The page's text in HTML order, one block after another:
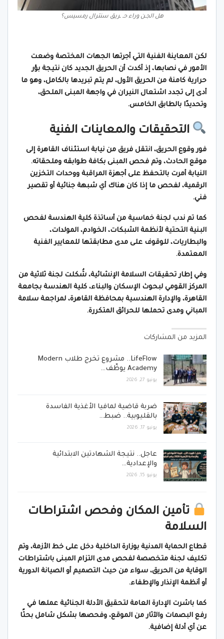
هل الجـن وراء حـ ـريق سنترال رمسيس؟
لكن المعاينة الفنية التي أجرتها الجهات المختصة وضعت
الأمور في نصابها، إذ أكدت أن الحريق الجديد كان نتيجة بؤر
حرارية كامنة من الحريق الأول، لم يتم تبريدها بالكامل، وهو ما
أدى إلى تجدد اشتعال النيران في واجهة المبنى الملحق،
وتحديدًا بالطابق الخامس.
التحقيقات والمعاينات الفنية
فور وقوع الحريق، انتقل فريق من نيابة استئناف القاهرة إلى
موقع الحادث، وتم فحص المبنى بكافة طوابقه وملحقاته.
النيابة أمرت بالتحفظ على أجهزة المراقبة ووحدات التخزين
الرقمية، لفحص ما إذا كان هناك أي شبهة جنائية أو تقصير
فني.
كما تم ندب لجنة خماسية من أساتذة كلية الهندسة لفحص
البنية التحتية لأنظمة الشبكات، الخوادم، المولدات،
والبطاريات، للوقوف على مدى مطابقتها للمعايير الفنية
المعتمدة.
وفي إطار تحقيقات السلامة الإنشائية، شُكلت لجنة ثلاثية من
المركز القومي لبحوث الإسكان والبناء، كلية الهندسة بجامعة
القاهرة، والإدارة الهندسية بمحافظة القاهرة، لمراجعة سلامة
المباني ومدى تحملها للحرائق المتكررة.
المزيد من المشاركات
LifeFlow.. مشروع تخرج طلاب Modern
Academy يوظّف…
يونيو 27, 2026
ضربة قاضية لمافيا الأغذية الفاسدة
بالقليوبية.. ضبط…
يونيو 17, 2026
عاجل.. نتيجة الشهادتين الابتدائية
والإعدادية…
يونيو 15, 2026
تأمين المكان وفحص اشتراطات
السلامة
قطاع الحماية المدنية بوزارة الداخلية دخل على خط الأزمة، وتم
تكليف لجنة متخصصة لفحص مدى التزام المبنى باشتراطات
الوقاية من الحريق، سواء من حيث التصميم أو الصيانة الدورية
أو أنظمة الإنذار والإطفاء.
كما باشرت الإدارة العامة لتحقيق الأدلة الجنائية عملها في
رفع البصمات والآثار من الموقع، وفحصها بشكل شامل بحثًا
عن أي أدلة إضافية.